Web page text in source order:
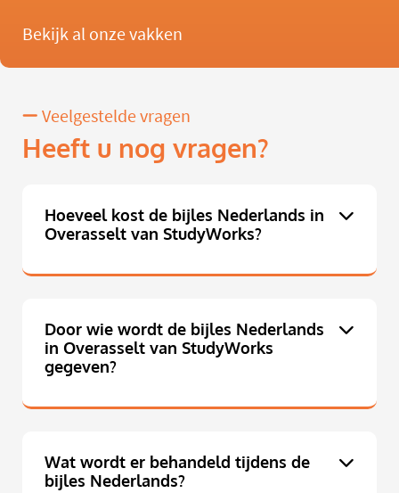
Bekijk al onze vakken
Veelgestelde vragen
Heeft u nog vragen?
Hoeveel kost de bijles Nederlands in
Overasselt van StudyWorks?
Door wie wordt de bijles Nederlands
in Overasselt van StudyWorks
gegeven?
Wat wordt er behandeld tijdens de
bijles Nederlands?